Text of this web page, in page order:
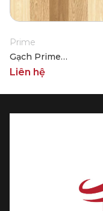
Prime
Gạch Prime
14.400400.07506
Liên hệ